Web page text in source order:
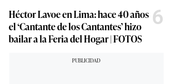
Héctor Lavoe en Lima: hace 40 años
el ‘Cantante de los Cantantes’ hizo
bailar a la Feria del Hogar | FOTOS
6